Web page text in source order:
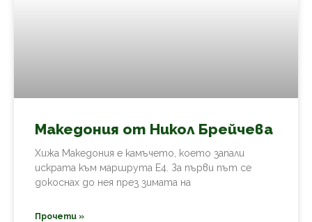
Македония от Никол Брейчева
Хижа Македония е камъчето, което запали
искрата към маршрута Е4. За първи път се
докоснах до нея през зимата на
Прочети »